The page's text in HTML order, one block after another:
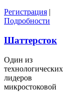
Регистрация |
Подробности
Шаттерсток
Один из
технологических
лидеров
микростоковой